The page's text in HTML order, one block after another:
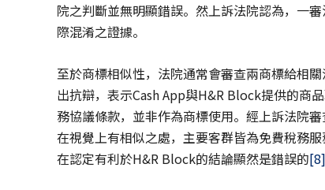
院之判斷並無明顯錯誤。然上訴法院認為，一
際混淆之證據。
至於商標相似性，法院通常會審查兩商標給相
出抗辯，表示Cash App與H&R Block提供的商
務協議條款，並非作為商標使用。經上訴法院
在視覺上有相似之處，主要客群皆為免費稅務
在認定有利於H&R Block的結論顯然是錯誤的[8]